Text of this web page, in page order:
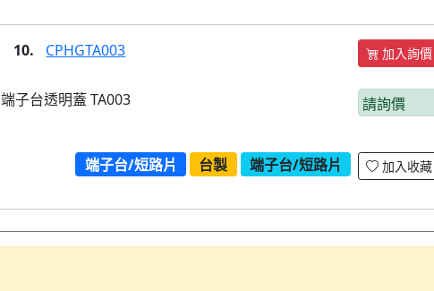
10. CPHGTA003 加入詢價
端子台透明蓋 TA003 請詢價
端子台/短路片 台製 端子台/短路片 加入收藏